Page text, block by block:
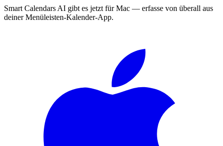
Smart Calendars AI gibt es jetzt für Mac — erfasse von überall aus
deiner Menüleisten-Kalender-App.